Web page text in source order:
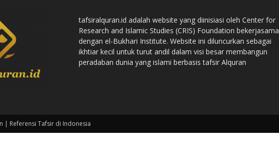
tafsiralquran.id adalah website yang diinisiasi oleh Center for
Research and Islamic Studies (CRIS) Foundation bekerjasama
dengan el-Bukhari Institute. Website ini diluncurkan sebagai
ikhtiar kecil untuk turut andil dalam visi besar membangun
peradaban dunia yang islami berbasis tafsir Alquran
| Referensi Tafsir di Indonesia